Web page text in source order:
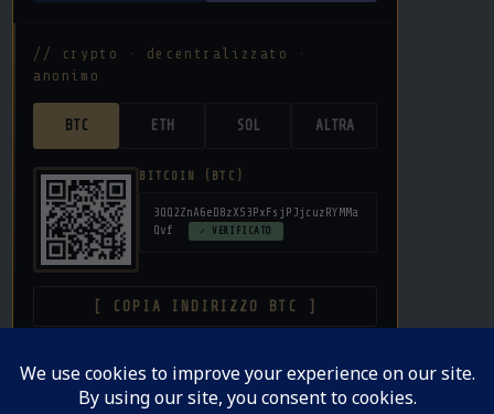
// crypto · decentralizzato ·
anonimo
BTC ETH SOL ALTRA
BITCOIN (BTC)
3QQ2ZnA6eD8zXS3PxFsjPJjcuzRYMMa
Qvf
✓ VERIFICATO
[ COPIA INDIRIZZO BTC ]
donazione libera · nessuna commissione su crypto ·
privacy garantita